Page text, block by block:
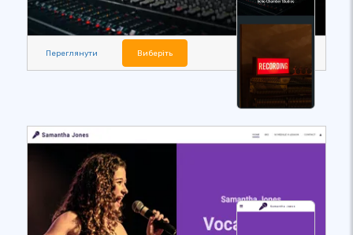
Переглянути Виберіть